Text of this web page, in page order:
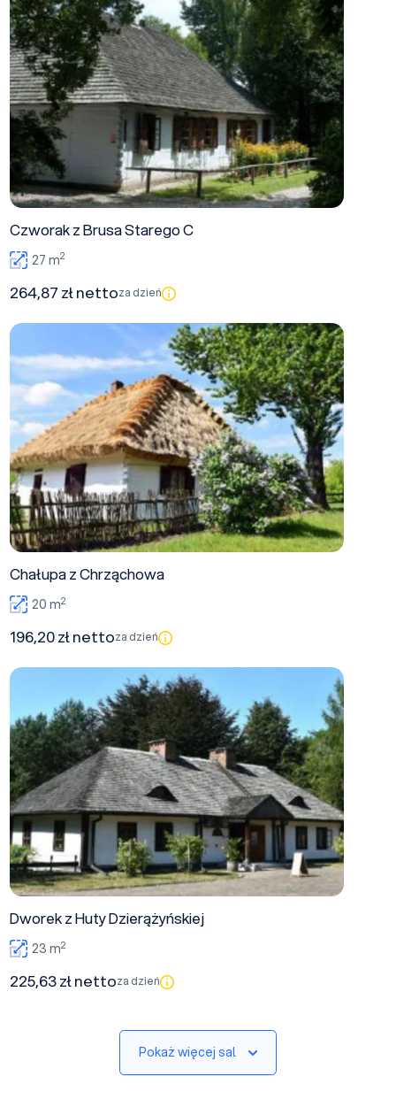
Czworak z Brusa Starego C
27 m2
264,87 zł nettoza dzień
Chałupa z Chrząchowa
20 m2
196,20 zł nettoza dzień
Dworek z Huty Dzierążyńskiej
Dworek z Huty Dzierążyńskiej
23 m2
225,63 zł nettoza dzień
Pokaż więcej sal